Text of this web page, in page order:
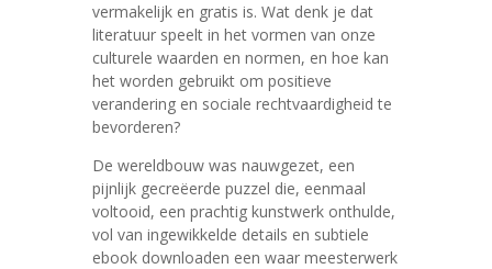
vermakelijk en gratis is. Wat denk je dat
literatuur speelt in het vormen van onze
culturele waarden en normen, en hoe kan
het worden gebruikt om positieve
verandering en sociale rechtvaardigheid te
bevorderen?
De wereldbouw was nauwgezet, een
pijnlijk gecreëerde puzzel die, eenmaal
voltooid, een prachtig kunstwerk onthulde,
vol van ingewikkelde details en subtiele
ebook downloaden een waar meesterwerk